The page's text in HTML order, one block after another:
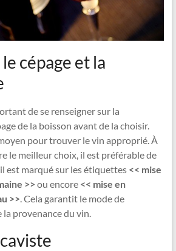
cépage et la
de se renseigner sur la
de la boisson avant de la choisir.
pour trouver le vin approprié. À
le meilleur choix, il est préférable de
est marqué sur les étiquettes << mise
>> ou encore<< mise en
>>. Cela garantit le mode de
provenance du vin.
caviste